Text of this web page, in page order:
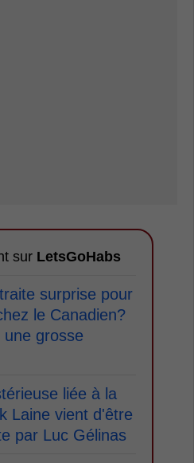
sur LetsGoHabs
surprise pour
le Canadien?
grosse
liée à la
Laine vient d'être
par Luc Gélinas